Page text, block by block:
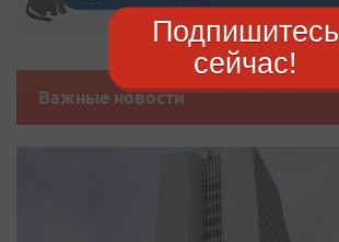
Важные новости
Подпишитесь
сейчас!